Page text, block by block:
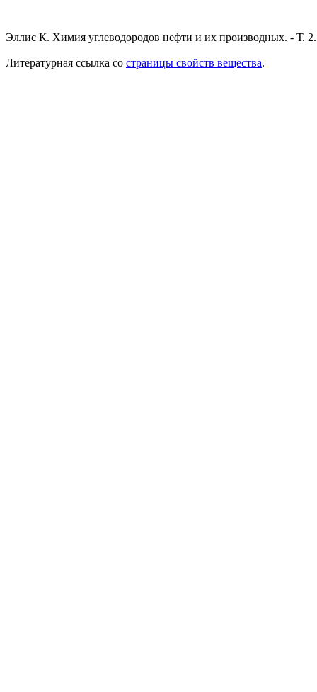
Эллис К. Химия углеводородов нефти и их производных. -
Литературная ссылка со страницы свойств вещества.